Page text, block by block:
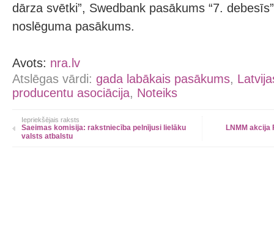
dārza svētki”, Swedbank pasākums “7.
noslēguma pasākums.
Avots: nra.lv
Atslēgas vārdi: gada labākais pasākums,
producentu asociācija, Noteiks
Iepriekšējais raksts
Saeimas komisija: rakstniecība pelnījusi lielāku
valsts atbalstu
LNMM akcija